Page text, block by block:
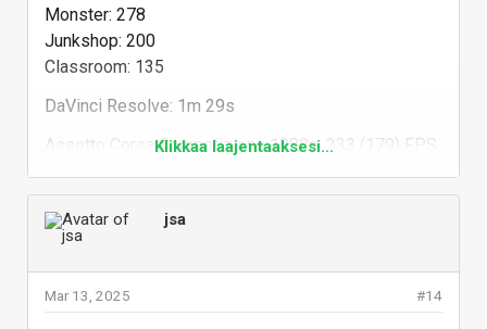
Monster: 278
Junkshop: 200
Classroom: 135
DaVinci Resolve: 1m 29s
Assetto Corsa Competizione 1080p: 233 (179) FPS
Factorio: 286 UPS
Kokoonpanon tehonkulutus:
Cinebench 2024: 323W
Cyberpunk 2077 1080p: 483W
Klikkaa laajentaaksesi...
jsa
#14
Mar 13, 2025